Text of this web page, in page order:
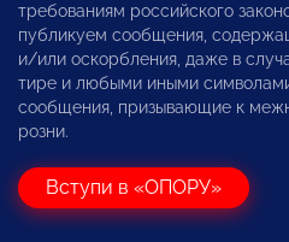
требованиям российского
публикуем сообщения,
и/или оскорбления, даже в
тире и любыми иными
сообщения, призывающие к
розни.
Вступи в «ОПОРУ»